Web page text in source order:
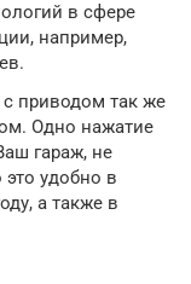
в сфере
например,
приводом так же
Одно нажатие
гараж, не
удобно в
а также в